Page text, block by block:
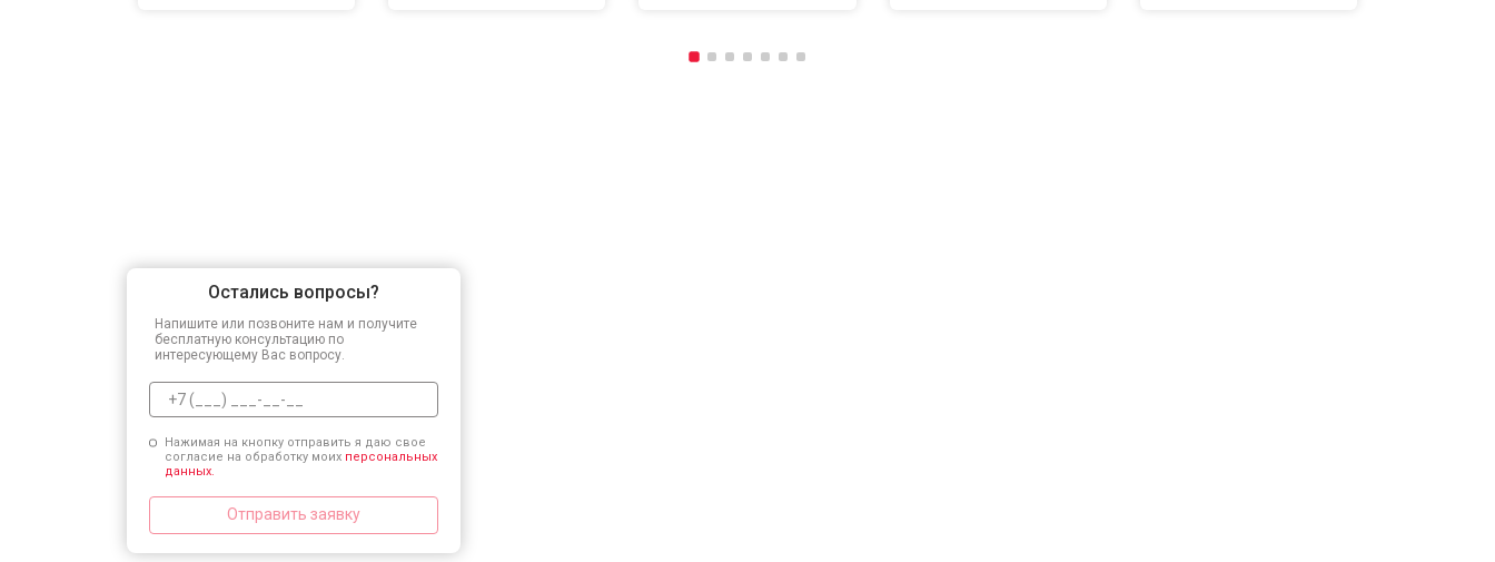
Остались вопросы?
Напишите или позвоните нам и получите
бесплатную консультацию по
интересующему Вас вопросу.
Нажимая на кнопку отправить я даю свое
согласие на обработку моих персональных
данных.
Отправить заявку